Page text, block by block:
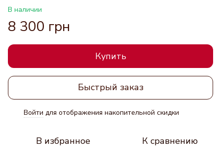
В наличии
8 300 грн
Купить
Быстрый заказ
Войти для отображения накопительной скидки
В избранное К сравнению